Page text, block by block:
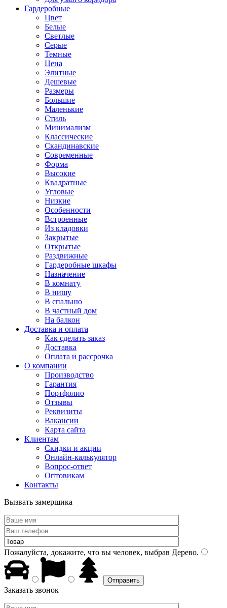
Гардеробные
Цвет
Белые
Светлые
Серые
Темные
Цена
Элитные
Дешевые
Размеры
Большие
Маленькие
Стиль
Минимализм
Классические
Скандинавские
Современные
Форма
Высокие
Квадратные
Угловые
Низкие
Особенности
Встроенные
Из кладовки
Закрытые
Открытые
Раздвижные
Гардеробные шкафы
Назначение
В комнату
В нишу
В спальню
В частный дом
На балкон
Доставка и оплата
Как сделать заказ
Доставка
Оплата и рассрочка
О компании
Производство
Гарантия
Портфолио
Отзывы
Реквизиты
Вакансии
Карта сайта
Клиентам
Скидки и акции
Онлайн-калькулятор
Вопрос-ответ
Оптовикам
Контакты
Вызвать замерщика
Пожалуйста, докажите, что вы человек, выбрав Дерево.
Заказать звонок